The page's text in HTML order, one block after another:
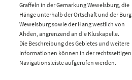
Graffeln in der Gemarkung Wewelsburg, die
Hänge unterhalb der Ortschaft und der Burg
Wewelsburg sowie der Hang westlich von
Ahden, angrenzend an die Kluskapelle.
Die Beschreibung des Gebietes und weitere
Informationen können in der rechtsseitigen
Navigationsleiste aufgerufen werden.